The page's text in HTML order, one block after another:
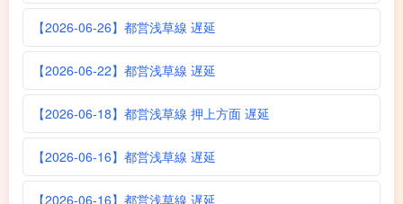
【2026-06-26】都営浅草線 遅延
【2026-06-22】都営浅草線 遅延
【2026-06-18】都営浅草線 押上方面 遅延
【2026-06-16】都営浅草線 遅延
【2026-06-16】都営浅草線 遅延